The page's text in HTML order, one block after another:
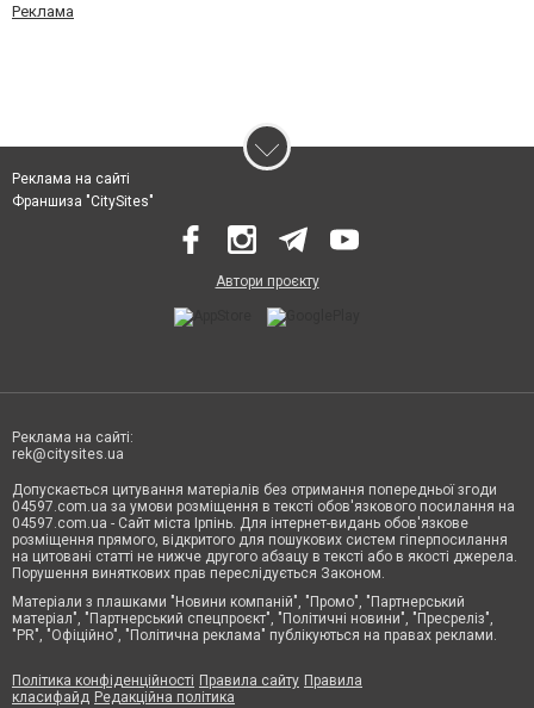
Реклама
Реклама на сайті
Франшиза "CitySites"
Автори проєкту
Реклама на сайті:
rek@citysites.ua
Допускається цитування матеріалів без отримання попередньої згоди
04597.com.ua за умови розміщення в тексті обов'язкового посилання на
04597.com.ua - Сайт міста Ірпінь. Для інтернет-видань обов'язкове
розміщення прямого, відкритого для пошукових систем гіперпосилання
на цитовані статті не нижче другого абзацу в тексті або в якості джерела.
Порушення виняткових прав переслідується Законом.
Матеріали з плашками "Новини компаній", "Промо", "Партнерський
матеріал", "Партнерський спецпроєкт", "Політичні новини", "Пресреліз",
"PR", "Офіційно", "Політична реклама" публікуються на правах реклами.
Політика конфіденційності Правила сайту Правила
класифайд Редакційна політика